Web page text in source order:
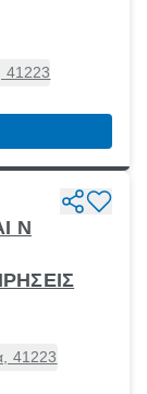
41223
N
41223